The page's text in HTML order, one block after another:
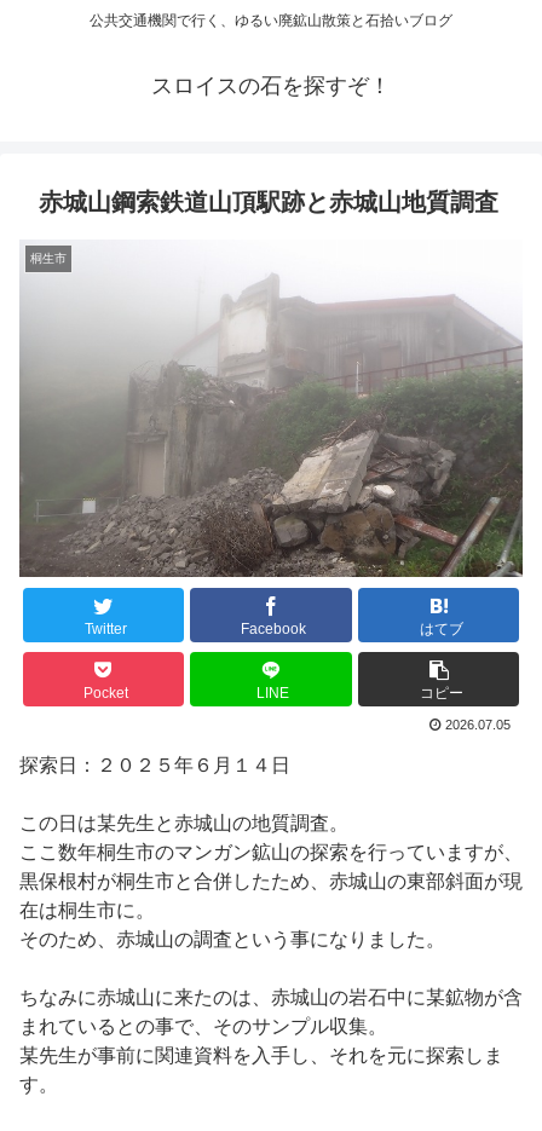
公共交通機関で行く、ゆるい廃鉱山散策と石拾いブログ
スロイスの石を探すぞ！
赤城山鋼索鉄道山頂駅跡と赤城山地質調査
桐生市
Twitter Facebook はてブ
Pocket LINE コピー
2026.07.05
探索日：２０２５年６月１４日
この日は某先生と赤城山の地質調査。
ここ数年桐生市のマンガン鉱山の探索を行っていますが、
黒保根村が桐生市と合併したため、赤城山の東部斜面が現
在は桐生市に。
そのため、赤城山の調査という事になりました。
ちなみに赤城山に来たのは、赤城山の岩石中に某鉱物が含
まれているとの事で、そのサンプル収集。
某先生が事前に関連資料を入手し、それを元に探索しま
す。